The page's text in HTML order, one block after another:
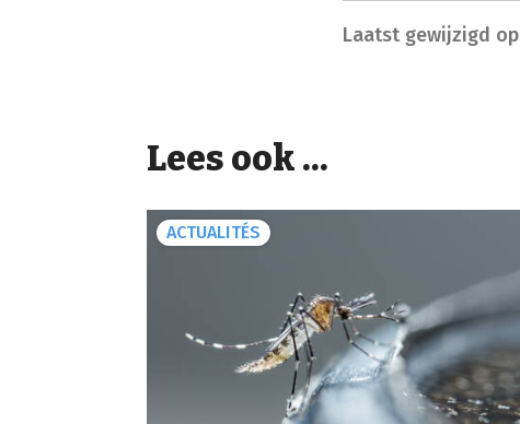
Laatst gewijzigd op
Lees ook ...
ACTUALITÉS